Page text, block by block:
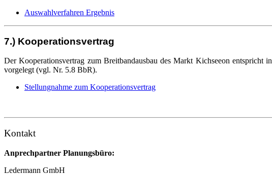
Auswahlverfahren Ergebnis
7.) Kooperationsvertrag
Der Kooperationsvertrag zum Breitbandausbau des Markt Kichseeon entspricht
vorgelegt (vgl. Nr. 5.8 BbR).
Stellungnahme zum Kooperationsvertrag
Kontakt
Anprechpartner Planungsbüro:
Ledermann GmbH